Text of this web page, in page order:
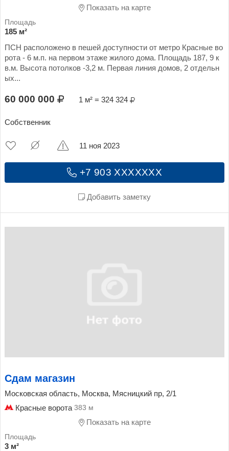
Показать на карте
185 м²
ПСН расположено в пешей доступности от метро Красные во
рота - 6 м.п. на первом этаже жилого дома. Площадь 187, 9 к
в.м. Высота потолков -3,2 м. Первая линия домов, 2 отдельн
ых...
60 000 000 1 м² = 324 324
Собственник
+7 903 XXXXXXX
Добавить заметку
11 ноя 2023
Сдам магазин
Московская область, Москва, Мясницкий пр, 2/1
Красные ворота 383 м
Показать на карте
3 м²